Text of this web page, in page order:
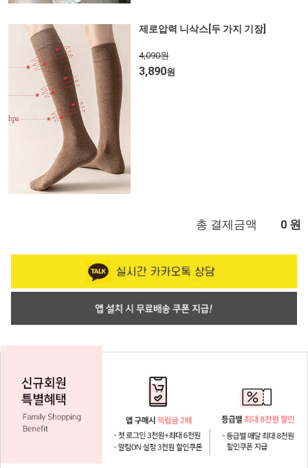
제로압력 니삭스[두 가지 기장]
4,090원
3,890원
총 결제금액 0 원